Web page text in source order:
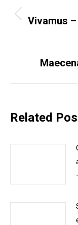
Vivamus
Related